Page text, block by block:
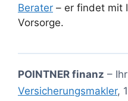
Berater – er findet mit
Vorsorge.
POINTNER finanz –
Versicherungsmakler,